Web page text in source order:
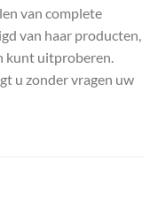
van complete
van haar producten,
kunt uitproberen.
u zonder vragen uw